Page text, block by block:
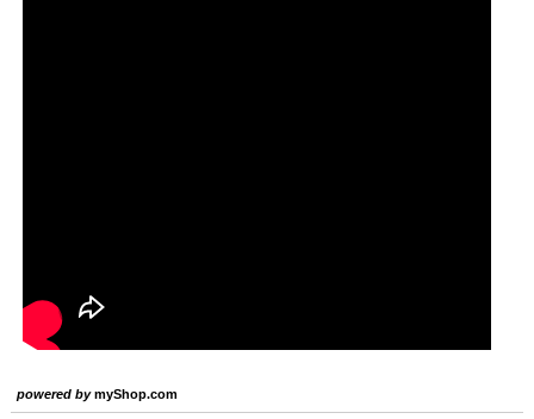
powered bymyShop.com